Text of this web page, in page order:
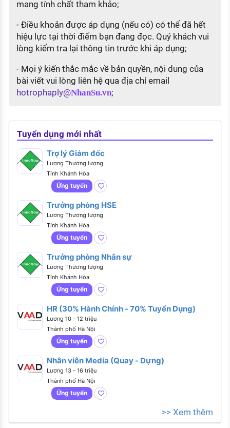
mang tính chất tham khảo;
- Điều khoản được áp dụng (nếu có) có thể đã hết
hiệu lực tại thời điểm bạn đang đọc. Quý khách vui
lòng kiểm tra lại thông tin trước khi áp dụng;
- Mọi ý kiến thắc mắc về bản quyền, nội dung của
bài viết vui lòng liên hệ qua địa chỉ email
hotrophaply@NhanSu.vn;
Tuyển dụng mới nhất
Trợ lý Giám đốc
Lương Thương lượng
Tỉnh Khánh Hòa
Ứng tuyển
Trưởng phòng HSE
Lương Thương lượng
Tỉnh Khánh Hòa
Ứng tuyển
Trưởng phòng Nhân sự
Lương Thương lượng
Tỉnh Khánh Hòa
Ứng tuyển
HR (30% Hành Chính - 70% Tuyển Dụng)
Lương 10 - 12 triệu
Thành phố Hà Nội
Ứng tuyển
Nhân viên Media (Quay - Dựng)
Lương 13 - 16 triệu
Thành phố Hà Nội
Ứng tuyển
>> Xem thêm